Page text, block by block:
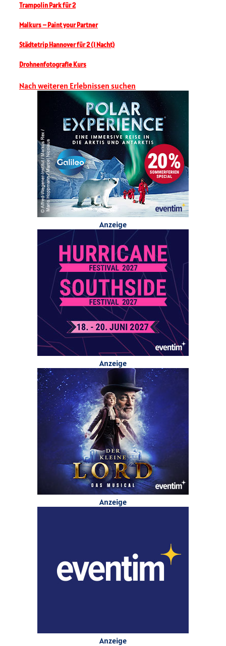
Trampolin Park für 2
Malkurs – Paint your Partner
Städtetrip Hannover für 2 (1 Nacht)
Drohnenfotografie Kurs
Nach weiteren Erlebnissen suchen
Anzeige
Anzeige
Anzeige
Anzeige